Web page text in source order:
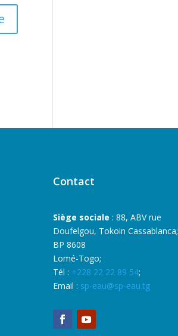
Contact
Siège sociale : 88, ABV rue
Doufelgou, Tokoin Cassablanca;
BP 8608
Lomé-Togo;
Tél : +228 22 22 89 54;
Email : sp-eau@sp-eau.tg